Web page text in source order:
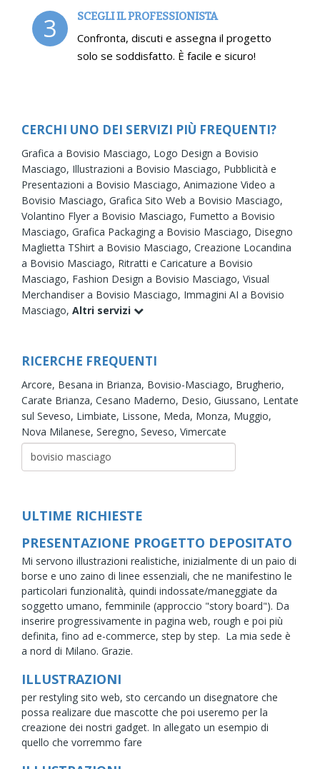
3 SCEGLI IL PROFESSIONISTA
Confronta, discuti e assegna il progetto
solo se soddisfatto. È facile e sicuro!
CERCHI UNO DEI SERVIZI PIÙ FREQUENTI?
Grafica a Bovisio Masciago, Logo Design a Bovisio
Masciago, Illustrazioni a Bovisio Masciago, Pubblicità e
Presentazioni a Bovisio Masciago, Animazione Video a
Bovisio Masciago, Grafica Sito Web a Bovisio Masciago,
Volantino Flyer a Bovisio Masciago, Fumetto a Bovisio
Masciago, Grafica Packaging a Bovisio Masciago, Disegno
Maglietta TShirt a Bovisio Masciago, Creazione Locandina
a Bovisio Masciago, Ritratti e Caricature a Bovisio
Masciago, Fashion Design a Bovisio Masciago, Visual
Merchandiser a Bovisio Masciago, Immagini AI a Bovisio
Masciago, Altri servizi
RICERCHE FREQUENTI
Arcore, Besana in Brianza, Bovisio-Masciago, Brugherio,
Carate Brianza, Cesano Maderno, Desio, Giussano, Lentate
sul Seveso, Limbiate, Lissone, Meda, Monza, Muggio,
Nova Milanese, Seregno, Seveso, Vimercate
ULTIME RICHIESTE
PRESENTAZIONE PROGETTO DEPOSITATO
Mi servono illustrazioni realistiche, inizialmente di un paio di
borse e uno zaino di linee essenziali, che ne manifestino le
particolari funzionalità, quindi indossate/maneggiate da
soggetto umano, femminile (approccio "story board"). Da
inserire progressivamente in pagina web, rough e poi più
definita, fino ad e-commerce, step by step. La mia sede è
a nord di Milano. ​Grazie.
ILLUSTRAZIONI
per restyling sito web, sto cercando un disegnatore che
possa realizare due mascotte che poi useremo per la
creazione dei nostri gadget. In allegato un esempio di
quello che vorremmo fare